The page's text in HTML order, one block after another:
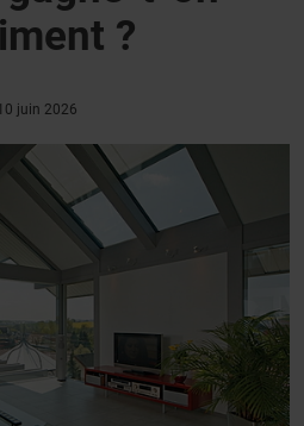
?
juin 2026